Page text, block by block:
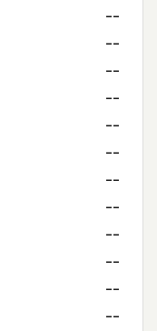
--
--
--
--
--
--
--
--
--
--
--
--